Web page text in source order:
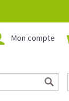
Mon compte